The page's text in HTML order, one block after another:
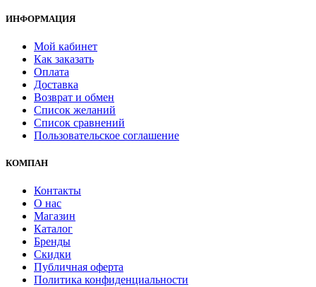
ИНФОРМАЦИЯ
Мой кабинет
Как заказать
Оплата
Доставка
Возврат и обмен
Список желаний
Список сравнений
Пользовательское соглашение
КОМПАН
Контакты
О нас
Магазин
Каталог
Бренды
Скидки
Публичная оферта
Политика конфиденциальности